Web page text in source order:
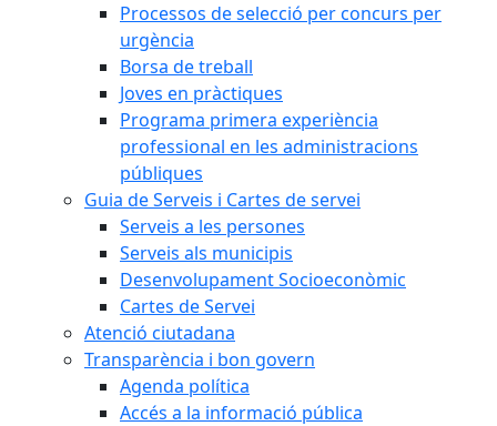
Processos de selecció per concurs per
urgència
Borsa de treball
Joves en pràctiques
Programa primera experiència
professional en les administracions
públiques
Guia de Serveis i Cartes de servei
Serveis a les persones
Serveis als municipis
Desenvolupament Socioeconòmic
Cartes de Servei
Atenció ciutadana
Transparència i bon govern
Agenda política
Accés a la informació pública